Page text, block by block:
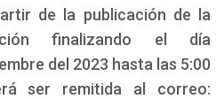
de la publicación de la
finalizando el día
del 2023 hasta las 5:00
ser remitida al correo: